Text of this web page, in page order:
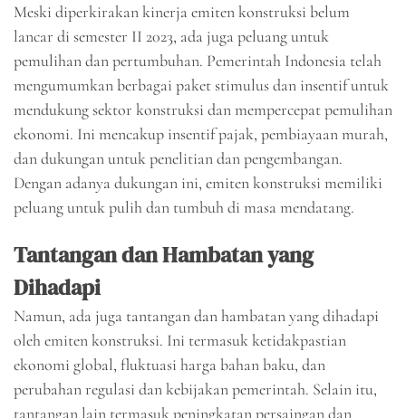
Meski diperkirakan kinerja emiten konstruksi belum
lancar di semester II 2023, ada juga peluang untuk
pemulihan dan pertumbuhan. Pemerintah Indonesia telah
mengumumkan berbagai paket stimulus dan insentif untuk
mendukung sektor konstruksi dan mempercepat pemulihan
ekonomi. Ini mencakup insentif pajak, pembiayaan murah,
dan dukungan untuk penelitian dan pengembangan.
Dengan adanya dukungan ini, emiten konstruksi memiliki
peluang untuk pulih dan tumbuh di masa mendatang.
Tantangan dan Hambatan yang
Dihadapi
Namun, ada juga tantangan dan hambatan yang dihadapi
oleh emiten konstruksi. Ini termasuk ketidakpastian
ekonomi global, fluktuasi harga bahan baku, dan
perubahan regulasi dan kebijakan pemerintah. Selain itu,
tantangan lain termasuk peningkatan persaingan dan